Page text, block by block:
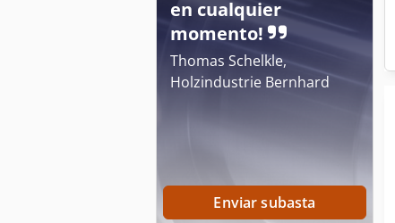
en cualquier
momento!
Thomas Schelkle,
Holzindustrie Bernhard
Enviar subasta